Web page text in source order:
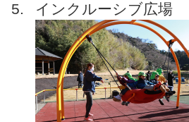
インクルーシブ広場